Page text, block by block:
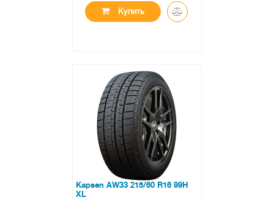
Купить
в наличии
0 отзывов
Kapsen AW33 215/60 R16 99H
XL